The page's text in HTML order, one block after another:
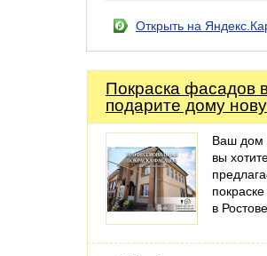
Открыть на
Покраска фасадов
подарите дому
Ваш дом
вы
в